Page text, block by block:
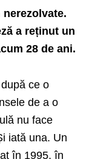
a reținut un
28 de ani.
ce o
de a o
nu face
iată una. Un
în 1995, în